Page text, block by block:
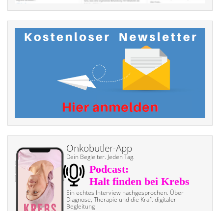
Onkobutler-App
Dein Begleiter. Jeden Tag.
Ein echtes Interview nach­gesprochen. Über
Diagnose, Therapie und die Kraft digitaler
Begleitung